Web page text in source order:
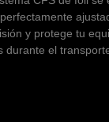
y protege tu
durante el